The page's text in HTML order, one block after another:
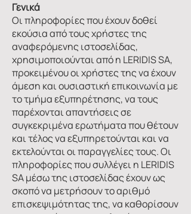
Γενικά
Οι πληροφορίες που έχουν δοθεί
εκούσια από τους χρήστες της
αναφερόμενης ιστοσελίδας,
χρησιμοποιούνται από η LERIDIS SA,
προκειμένου οι χρήστες της να έχουν
άμεση και ουσιαστική επικοινωνία με
το τμήμα εξυπηρέτησης, να τους
παρέχονται απαντήσεις σε
συγκεκριμένα ερωτήματα που θέτουν
και τέλος να εξυπηρετούνται και να
εκτελούνται οι παραγγελίες τους. Οι
πληροφορίες που συλλέγει η LERIDIS
SA μέσω της ιστοσελίδας έχουν ως
σκοπό να μετρήσουν το αριθμό
επισκεψιμότητας της, να καθορίσουν